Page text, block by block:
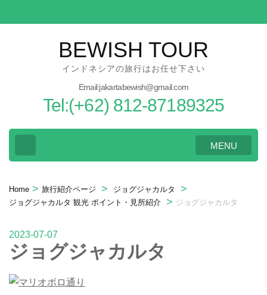
to
BEWISH TOUR
インドネシアの旅行はお任せ下さい
Email:jakartabewish@gmail.com
Tel:(+62) 812-87189325
MENU
Home > 旅行紹介ページ > ジョグジャカルタ >
ジョグジャカルタ 観光 ポイント・見所紹介 > ジョグジャカルタ
2023-07-07
ジョグジャカルタ